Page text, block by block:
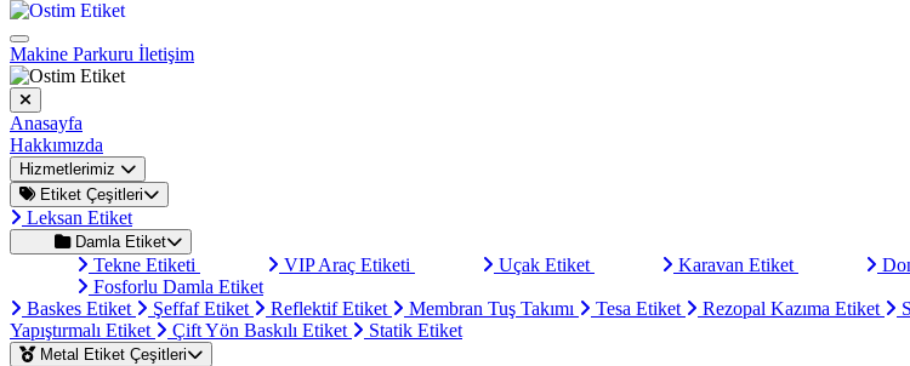
Makine Parkuru İletişim
Anasayfa
Hakkımızda
Hizmetlerimiz
Etiket Çeşitleri
Leksan Etiket
Damla Etiket
Tekne Etiketi VIP Araç Etiketi Uçak Etiket Karavan Etiket
Fosforlu Damla Etiket
Baskes Etiket
Şeffaf Etiket Reflektif Etiket Membran Tuş Takımı Tesa Etiket Rezopal Kazıma Etiket
Yapıştırmalı Etiket
Çift Yön Baskılı Etiket Statik Etiket
Metal Etiket Çeşitleri